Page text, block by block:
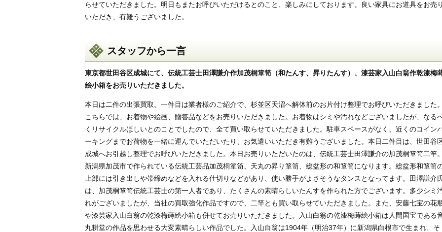
らせていただきました。明日もまたお呼びいただけるとのこと、楽しみにしております。良い家具にお道具をお売り
いただき、有難うございました。
スタッフから一言
東京都世田谷区成城にて、伝統工芸士田澤謙介作加茂桐箪笥（和たんす、昇りたんす）、漆芸家入山白翁作乾漆梅
絵小箱をお売りいただきました。
本日は二件の出張買取。一件目は業者様のご紹介で、杉並区天沼へ解体前のお片付け整理でお呼びいただきました。
こちらでは、お着物や絵画、贈答品などをお売りいただきました。お着物はシミや汚れなどございましたが、なる
くリサイクルほしいとのことでしたので、全て買い取らせていただきました。駐車スペースがなく、近くのコイン
ーキングまでお荷物を一緒に運んでいただいたり、お気遣いいただき有難うございました。本日二件目は、世田谷
成城へお引越し整理でお呼びいただきました。本日お売りいただいたのは、伝統工芸士田澤謙介の加茂桐箪笥二竿。
新潟県加茂市で作られている伝統工芸品加茂桐箪笥、天丸の昇り箪笥、総盆形の和箪笥になります。総盆形和箪笥
上部には引き出しや帯締めなどを入れる仕切りなどがあり、使い勝手がよさそうなタンスとなってます。田澤謙介
は、加茂桐箪笥伝統工芸士の第一人者であり、たくさんの素晴らしいたんすを作られた方でございます。多少シミ
れがございましたが、当社の買取強化作品ですので、二竿とも買い取らせていただきました。また、安藤七宝の花
や漆芸家入山白翁の乾漆梅蒔絵小箱も併せてお売りいただきました。入山白翁の乾漆梅蒔絵小箱は人間国宝である
丸耕堂の作品を思わせる大変素晴らしい作品でした。入山白翁は1904年（明治37年）に新潟県白根市で生まれ、そ